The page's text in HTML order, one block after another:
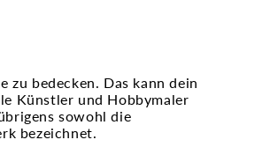
zu bedecken. Das kann dein
Künstler und Hobbymaler
sowohl die
bezeichnet.